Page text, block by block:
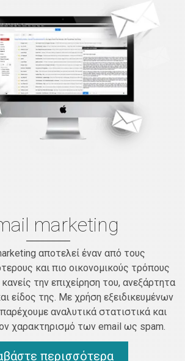
marketing
αποτελεί έναν από τους
και πιο οικονομικούς τρόπους
την επιχείρηση του, ανεξάρτητα
είδος της. Με χρήση εξειδικευμένων
αναλυτικά στατιστικά και
χαρακτηρισμό των email ως spam.
περισσότερα